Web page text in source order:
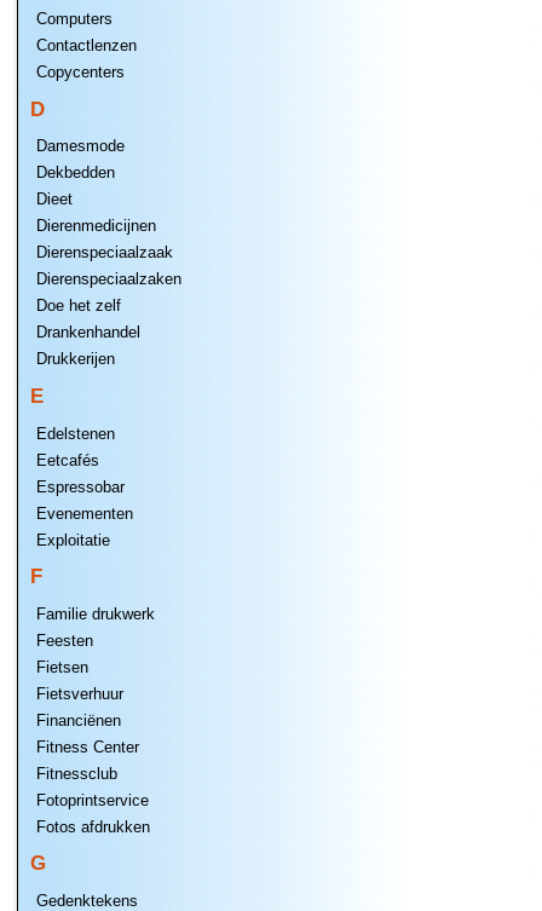
Computers
Contactlenzen
Copycenters
D
Damesmode
Dekbedden
Dieet
Dierenmedicijnen
Dierenspeciaalzaak
Dierenspeciaalzaken
Doe het zelf
Drankenhandel
Drukkerijen
E
Edelstenen
Eetcafés
Espressobar
Evenementen
Exploitatie
F
Familie drukwerk
Feesten
Fietsen
Fietsverhuur
Financiënen
Fitness Center
Fitnessclub
Fotoprintservice
Fotos afdrukken
G
Gedenktekens